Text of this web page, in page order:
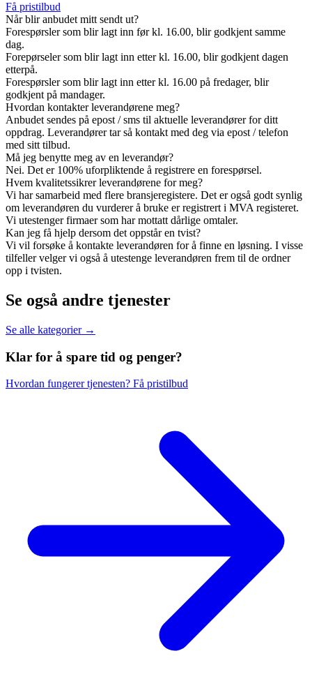
Få pristilbud
Når blir anbudet mitt sendt ut?
Forespørsler som blir lagt inn før kl. 16.00, blir godkjent samme
dag.
Forepørseler som blir lagt inn etter kl. 16.00, blir godkjent dagen
etterpå.
Forespørsler som blir lagt inn etter kl. 16.00 på fredager, blir
godkjent på mandager.
Hvordan kontakter leverandørene meg?
Anbudet sendes på epost / sms til aktuelle leverandører for ditt
oppdrag. Leverandører tar så kontakt med deg via epost / telefon
med sitt tilbud.
Må jeg benytte meg av en leverandør?
Nei. Det er 100% uforpliktende å registrere en forespørsel.
Hvem kvalitetssikrer leverandørene for meg?
Vi har samarbeid med flere bransjeregistere. Det er også godt synlig
om leverandøren du vurderer å bruke er registrert i MVA registeret.
Vi utestenger firmaer som har mottatt dårlige omtaler.
Kan jeg få hjelp dersom det oppstår en tvist?
Vi vil forsøke å kontakte leverandøren for å finne en løsning. I visse
tilfeller velger vi også å utestenge leverandøren frem til de ordner
opp i tvisten.
Se også andre tjenester
Se alle kategorier →
Klar for å spare tid og penger?
Hvordan fungerer tjenesten? Få pristilbud